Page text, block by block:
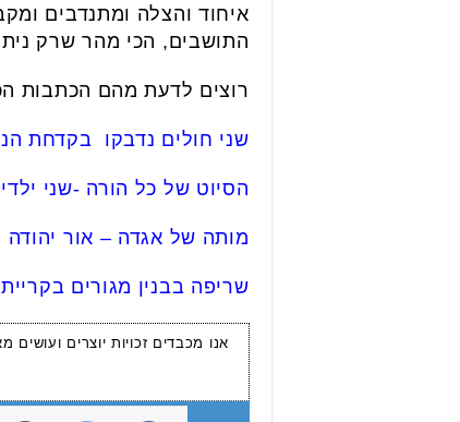
איחוד והצלה ומתנדבים
התושבים, הכי מהר שרק
רוצים לדעת מהם הכתבות
שני חולים נדבקו בקדחת
הסיוט של כל הורה -שני
מותה של אגדה – אור
שריפה בבנין מגורים בקריית
אנו מכבדים זכויות יוצרים